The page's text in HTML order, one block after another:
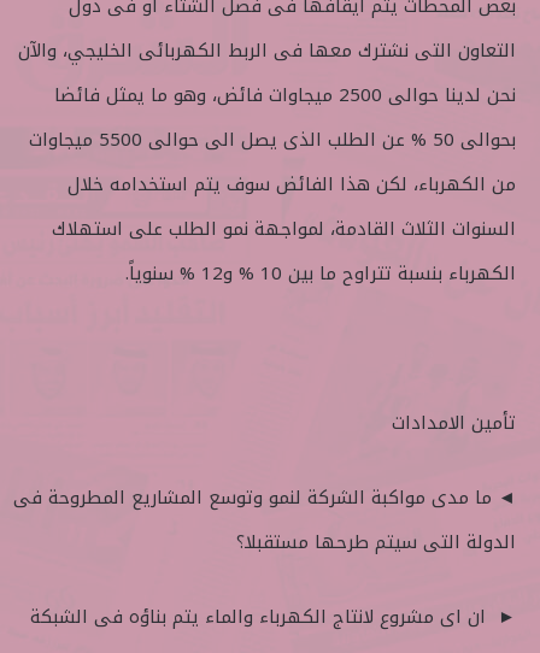
التعاون التى نشترك معها فى الربط الكهربائى الخليجي، والآن
نحن لدينا حوالى 2500 ميجاوات فائض، وهو ما يمثل فائضا
بحوالى 50 % عن الطلب الذى يصل الى حوالى 5500 ميجاوات
من الكهرباء، لكن هذا الفائض سوف يتم استخدامه خلال
السنوات الثلاث القادمة، لمواجهة نمو الطلب على استهلاك
الكهرباء بنسبة تتراوح ما بين 10 % و12 % سنوياً.
تأمين الامدادات
◄ ما مدى مواكبة الشركة لنمو وتوسع المشاريع المطروحة فى
الدولة التى سيتم طرحها مستقبلا؟
► ان اى مشروع لانتاج الكهرباء والماء يتم بناؤه فى الشبكة